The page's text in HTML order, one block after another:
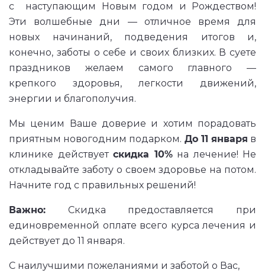
с наступающим Новым годом и Рождеством!
Эти волшебные дни — отличное время для
новых начинаний, подведения итогов и,
конечно, заботы о себе и своих близких. В суете
праздников желаем самого главного —
крепкого здоровья, легкости движений,
энергии и благополучия.
Мы ценим Ваше доверие и хотим порадовать
приятным новогодним подарком. До 11 января в
клинике действует скидка 10%на лечение! Не
откладывайте заботу о своем здоровье на потом.
Начните год с правильных решений!
Важно: Скидка предоставляется при
единовременной оплате всего курса лечения и
действует до 11 января.
С наилучшими пожеланиями и заботой о Вас,